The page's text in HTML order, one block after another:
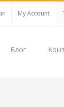
My Account
Блог